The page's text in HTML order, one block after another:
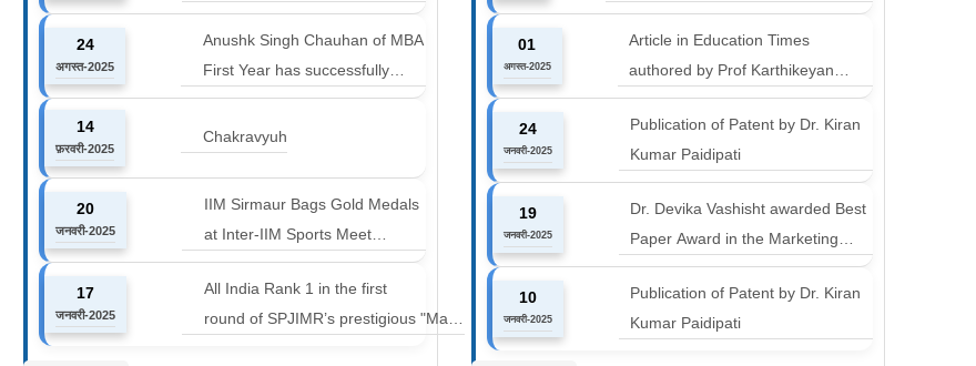
Competition : Marketing Ace
24
अगस्त-2025
Anushk Singh Chauhan of MBA
First Year has successfully
completed the 42 km Spiti
Marathon at an altitude of
14
फ़रवरी-2025
Chakravyuh
20
जनवरी-2025
IIM Sirmaur Bags Gold Medals
at Inter-IIM Sports Meet
at IIM Rohtak
17
जनवरी-2025
All India Rank 1 in the first
round of SPJIMR’s prestigious "Make
Online Retail
01
अगस्त-2025
Article in Education Times
authored by Prof Karthikeyan
Balakumar and Prof Aishwarya
Harichandan titled "B-schools
must align with the industry shift or
24
जनवरी-2025
Publication of Patent by Dr. Kiran
Kumar Paidipati
19
जनवरी-2025
Dr. Devika Vashisht awarded Best
Paper Award in the Marketing
Communication and Advertising
track at MICA ICMC 2025
conference
10
जनवरी-2025
Publication of Patent by Dr. Kiran
Kumar Paidipati